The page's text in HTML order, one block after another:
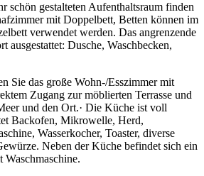
schön gestalteten Aufenthaltsraum finden
mit Doppelbett, Betten können im
verwendet werden. Das angrenzende
ausgestattet: Dusche, Waschbecken,
Sie das große Wohn-/Esszimmer mit
Zugang zur möblierten Terrasse und
und den Ort.· Die Küche ist voll
Backofen, Mikrowelle, Herd,
Wasserkocher, Toaster, diverse
Neben der Küche befindet sich ein